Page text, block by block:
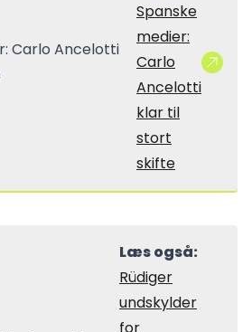
Spanske
medier:
Carlo
Ancelotti
klar til
stort
skifte
Læs også:
Rüdiger
undskylder